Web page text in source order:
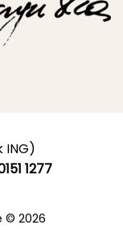
ING)
1277
© 2026